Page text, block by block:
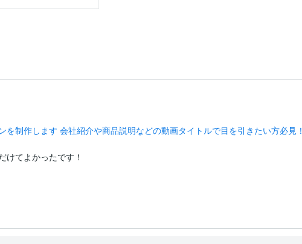
制作します 会社紹介や商品説明などの動画タイトルで目を引きたい方必見！
けてよかったです！